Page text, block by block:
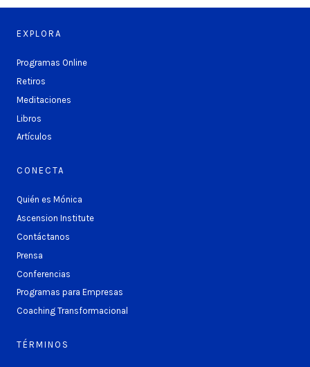
EXPLORA
Programas Online
Retiros
Meditaciones
Libros
Artículos
CONECTA
Quién es Mónica
Ascension Institute
Contáctanos
Prensa
Conferencias
Programas para Empresas
Coaching Transformacional
TÉRMINOS